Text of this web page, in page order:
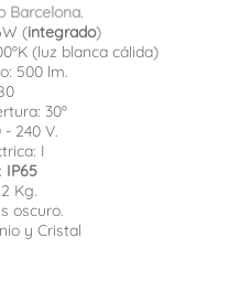
Barcelona.
(integrado)
(luz blanca cálida)
500 lm.
30º
240 V.
I
IP65
Kg.
oscuro.
y Cristal